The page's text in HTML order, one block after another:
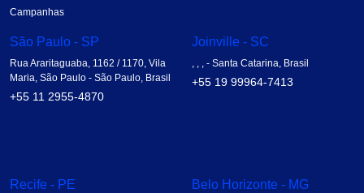
Campanhas
São Paulo - SP
Rua Araritaguaba, 1162 / 1170, Vila
Maria, São Paulo - São Paulo, Brasil
+55 11 2955-4870
Joinville - SC
, , , - Santa Catarina, Brasil
+55 19 99964-7413
Recife - PE Belo Horizonte - MG